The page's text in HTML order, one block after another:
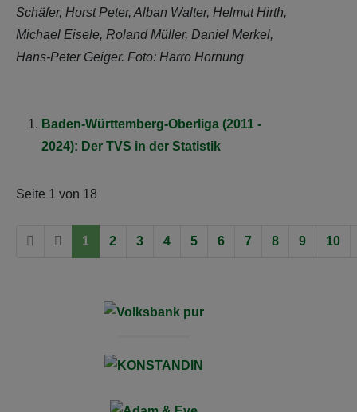
Schäfer, Horst Peter, Alban Walter, Helmut Hirth,
Michael Eisele, Roland Müller, Daniel Merkel,
Hans-Peter Geiger. Foto: Harro Hornung
Baden-Württemberg-Oberliga (2011 -
2024): Der TVS in der Statistik
Seite 1 von 18
1 2 3 4 5 6 7 8 9 10